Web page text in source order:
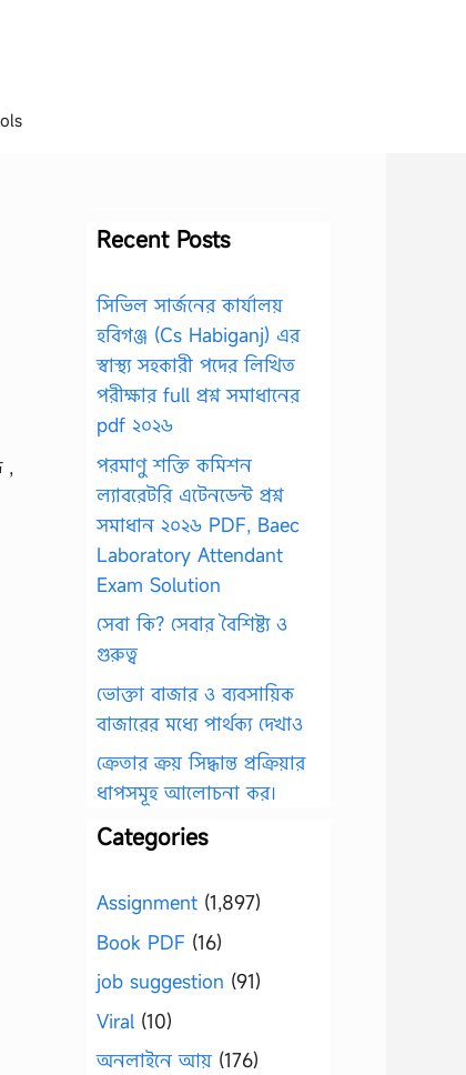
,
Recent Posts
সিভিল সার্জনের কার্যালয়
হবিগঞ্জ (Cs Habiganj) এর
স্বাস্থ্য সহকারী পদের লিখিত
পরীক্ষার full প্রশ্ন সমাধানের
pdf ২০২৬
পরমাণু শক্তি কমিশন
ল্যাবরেটরি এটেনডেন্ট প্রশ্ন
সমাধান ২০২৬ PDF, Baec
Laboratory Attendant
Exam Solution
সেবা কি? সেবার বৈশিষ্ট্য ও
গুরুত্ব
ভোক্তা বাজার ও ব্যবসায়িক
বাজারের মধ্যে পার্থক্য দেখাও
ক্রেতার ক্রয় সিদ্ধান্ত প্রক্রিয়ার
ধাপসমূহ আলোচনা কর।
Categories
Assignment (1,897)
Book PDF (16)
job suggestion (91)
Viral (10)
অনলাইনে আয় (176)